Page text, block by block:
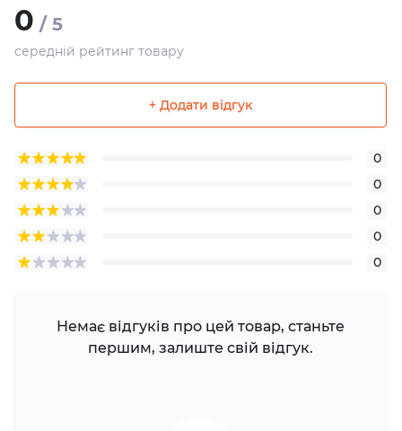
0 / 5
середній рейтинг товару
+ Додати відгук
0
0
0
0
0
Немає відгуків про цей товар, станьте
першим, залиште свій відгук.